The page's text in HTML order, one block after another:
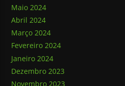
Maio 2024
Abril 2024
Março 2024
Fevereiro 2024
Janeiro 2024
Dezembro 2023
Novembro 2023